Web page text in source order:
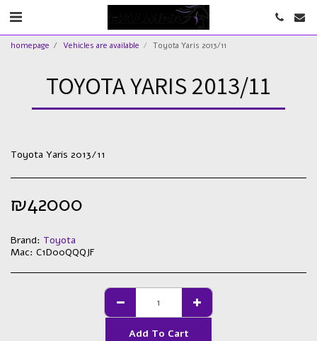
homepage Vehicles are available Toyota Yaris 2013/11
TOYOTA YARIS 2013/11
Toyota Yaris 2013/11
₪42000
Brand: Toyota
Mac: C1D00QQQJF
Add To Cart